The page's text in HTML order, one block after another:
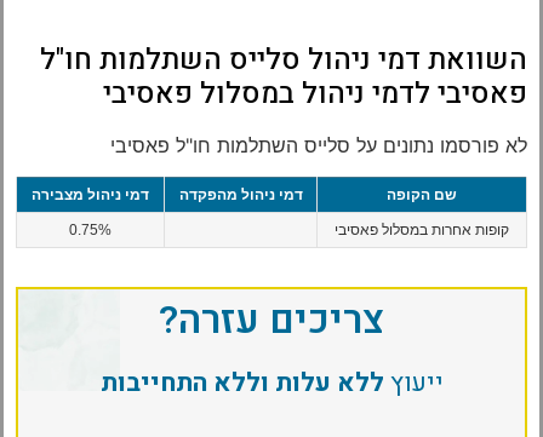
השוואת דמי ניהול סלייס השתלמות חו"ל
פאסיבי לדמי ניהול במסלול פאסיבי
לא פורסמו נתונים על סלייס השתלמות חו"ל פאסיבי
שם הקופה דמי ניהול מהפקדה דמי ניהול מצבירה
קופות אחרות במסלול פאסיבי 0.75%
צריכים עזרה?
ייעוץללא עלות וללא התחייבות